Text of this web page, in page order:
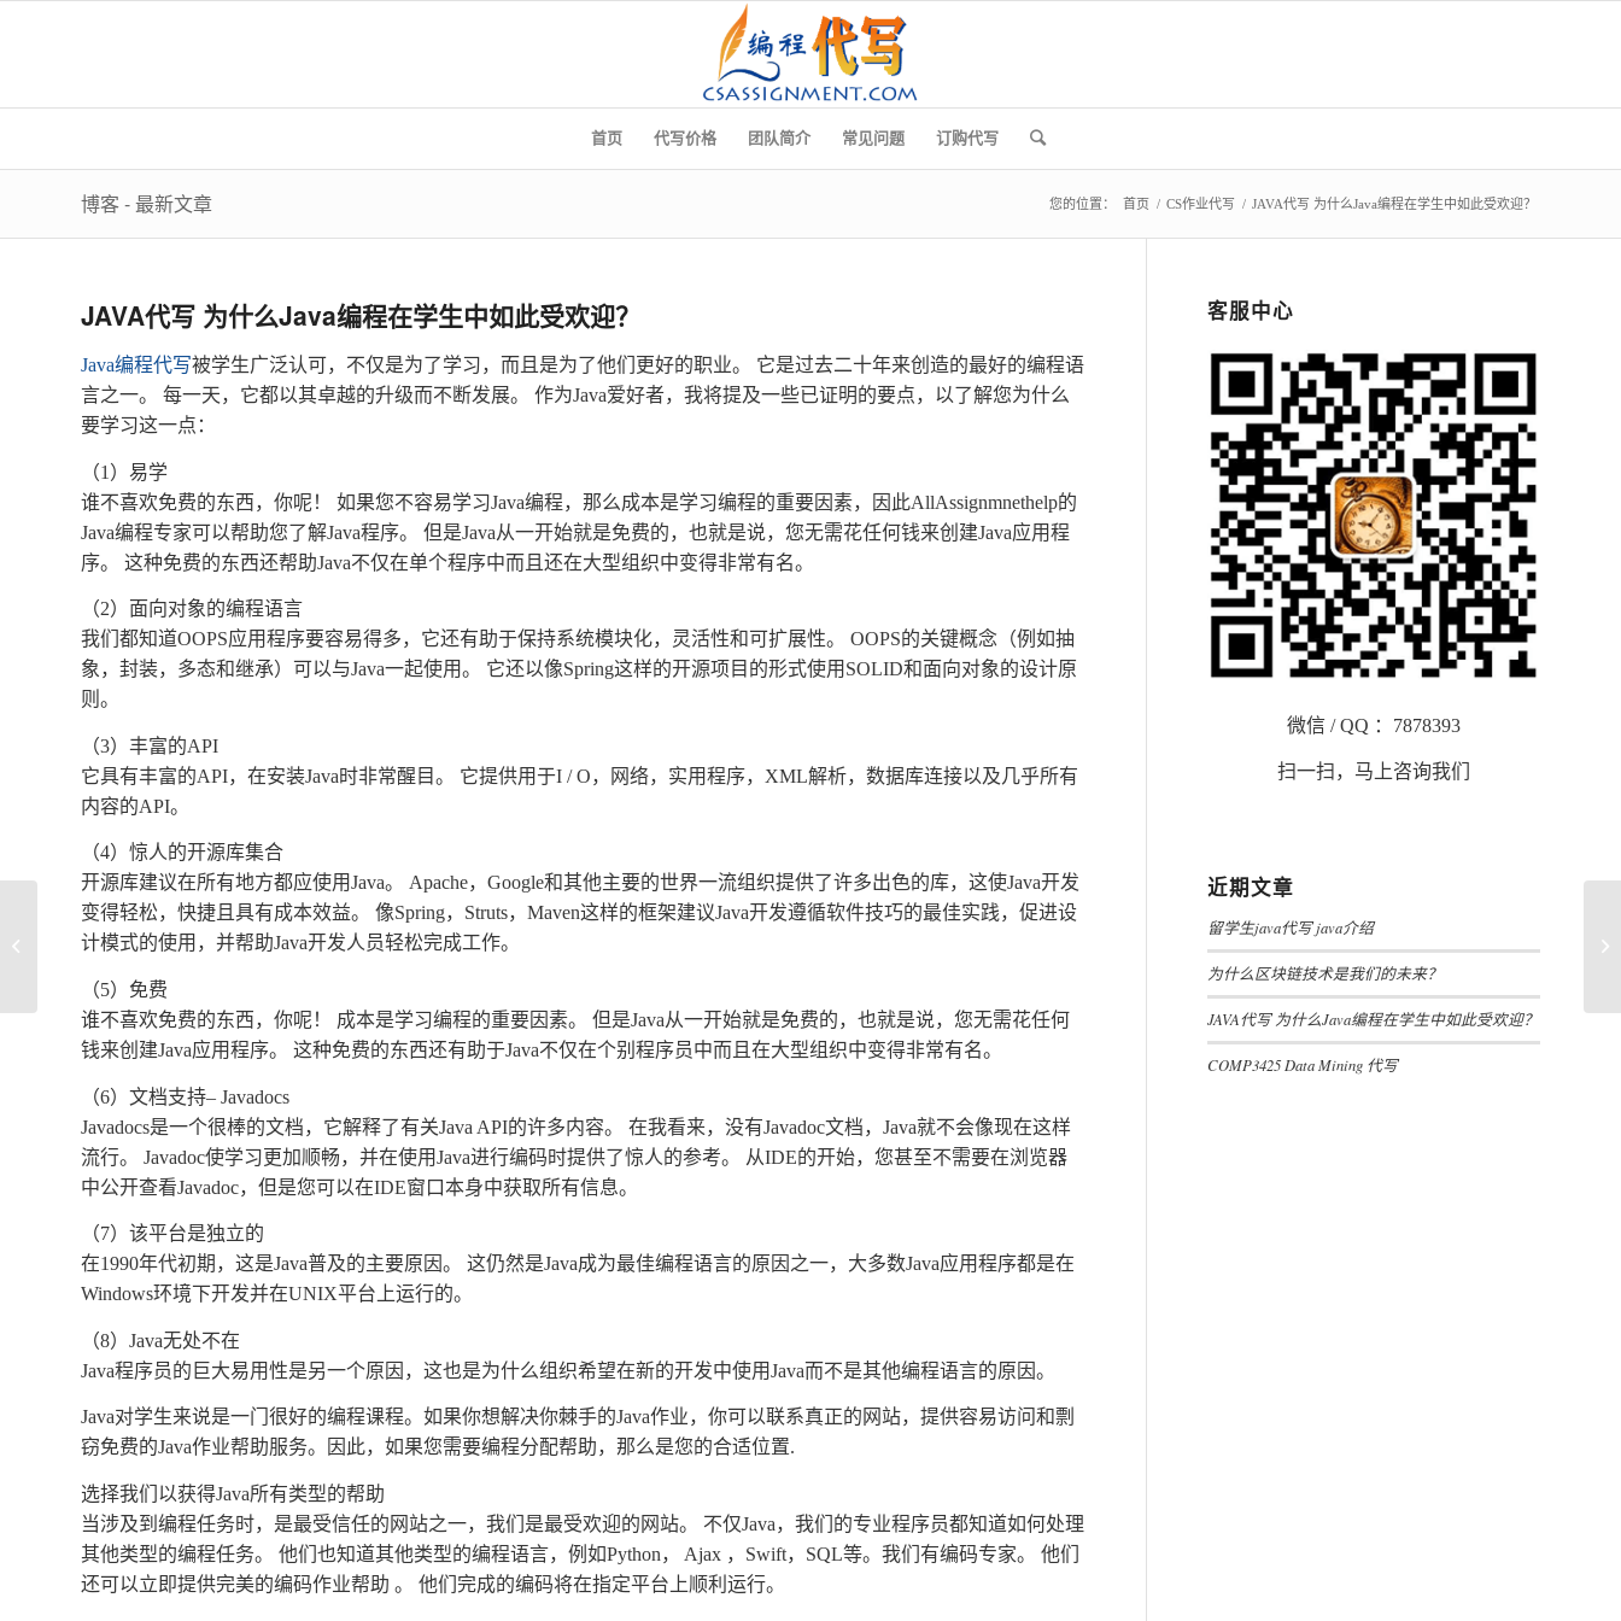
首页 代写价格 团队简介 常见问题 订购代写
博客 - 最新文章 您的位置： 首页 / CS作业代写 / JAVA代写 为什么Java编程在学生中如此受欢迎？
JAVA代写 为什么Java编程在学生中如此受欢迎？
Java编程代写被学生广泛认可，不仅是为了学习，而且是为了他们更好的职业。 它是过去二十年来创造的最好的编程语
言之一。 每一天，它都以其卓越的升级而不断发展。 作为Java爱好者，我将提及一些已证明的要点，以了解您为什么
要学习这一点：
（1）易学
谁不喜欢免费的东西，你呢！ 如果您不容易学习Java编程，那么成本是学习编程的重要因素，因此AllAssignmnethelp的
Java编程专家可以帮助您了解Java程序。 但是Java从一开始就是免费的，也就是说，您无需花任何钱来创建Java应用程
序。 这种免费的东西还帮助Java不仅在单个程序中而且还在大型组织中变得非常有名。
（2）面向对象的编程语言
我们都知道OOPS应用程序要容易得多，它还有助于保持系统模块化，灵活性和可扩展性。 OOPS的关键概念（例如抽
象，封装，多态和继承）可以与Java一起使用。 它还以像Spring这样的开源项目的形式使用SOLID和面向对象的设计原
则。
（3）丰富的API
它具有丰富的API，在安装Java时非常醒目。 它提供用于I / O，网络，实用程序，XML解析，数据库连接以及几乎所有
内容的API。
（4）惊人的开源库集合
开源库建议在所有地方都应使用Java。 Apache，Google和其他主要的世界一流组织提供了许多出色的库，这使Java开发
变得轻松，快捷且具有成本效益。 像Spring，Struts，Maven这样的框架建议Java开发遵循软件技巧的最佳实践，促进设
计模式的使用，并帮助Java开发人员轻松完成工作。
（5）免费
谁不喜欢免费的东西，你呢！ 成本是学习编程的重要因素。 但是Java从一开始就是免费的，也就是说，您无需花任何
钱来创建Java应用程序。 这种免费的东西还有助于Java不仅在个别程序员中而且在大型组织中变得非常有名。
（6）文档支持– Javadocs
Javadocs是一个很棒的文档，它解释了有关Java API的许多内容。 在我看来，没有Javadoc文档，Java就不会像现在这样
流行。 Javadoc使学习更加顺畅，并在使用Java进行编码时提供了惊人的参考。 从IDE的开始，您甚至不需要在浏览器
中公开查看Javadoc，但是您可以在IDE窗口本身中获取所有信息。
（7）该平台是独立的
在1990年代初期，这是Java普及的主要原因。 这仍然是Java成为最佳编程语言的原因之一，大多数Java应用程序都是在
Windows环境下开发并在UNIX平台上运行的。
（8）Java无处不在
Java程序员的巨大易用性是另一个原因，这也是为什么组织希望在新的开发中使用Java而不是其他编程语言的原因。
Java对学生来说是一门很好的编程课程。如果你想解决你棘手的Java作业，你可以联系真正的网站，提供容易访问和剽
窃免费的Java作业帮助服务。因此，如果您需要编程分配帮助，那么是您的合适位置.
选择我们以获得Java所有类型的帮助
当涉及到编程任务时，是最受信任的网站之一，我们是最受欢迎的网站。 不仅Java，我们的专业程序员都知道如何处理
其他类型的编程任务。 他们也知道其他类型的编程语言，例如Python， Ajax ，Swift，SQL等。我们有编码专家。 他们
还可以立即提供完美的编码作业帮助 。 他们完成的编码将在指定平台上顺利运行。
客服中心
微信 / QQ ：7878393
扫一扫，马上咨询我们
近期文章
留学生java代写 java介绍
为什么区块链技术是我们的未来？
JAVA代写 为什么Java编程在学生中如此受欢迎？
COMP3425 Data Mining 代写
COMP3425 Data Mining 代写